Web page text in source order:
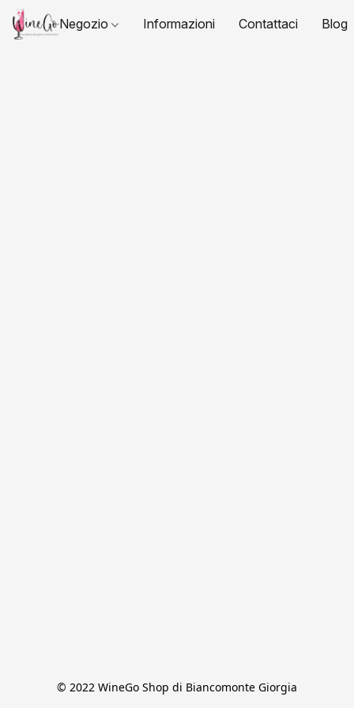
Negozio Informazioni Contattaci Blog
© 2022 WineGo Shop di Biancomonte Giorgia